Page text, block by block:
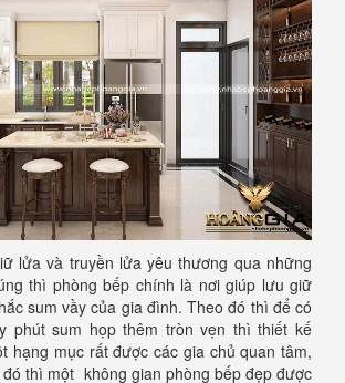
lửa và truyền lửa yêu thương qua những
thì phòng bếp chính là nơi giúp lưu giữ
sum vầy của gia đình. Theo đó thì để có
phút sum họp thêm tròn vẹn thì thiết kế
hạng mục rất được các gia chủ quan tâm,
thì một không gian phòng bếp đẹp được